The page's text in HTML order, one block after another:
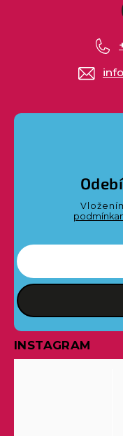
info
INSTAGRAM